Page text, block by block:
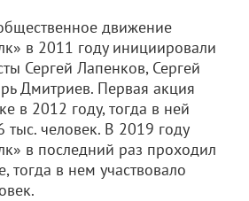
движение
в 2011 году инициировали
Сергей Лапенков, Сергей
Дмитриев. Первая акция
в 2012 году, тогда в ней
тыс. человек. В 2019 году
в последний раз проходил
тогда в нем участвовало